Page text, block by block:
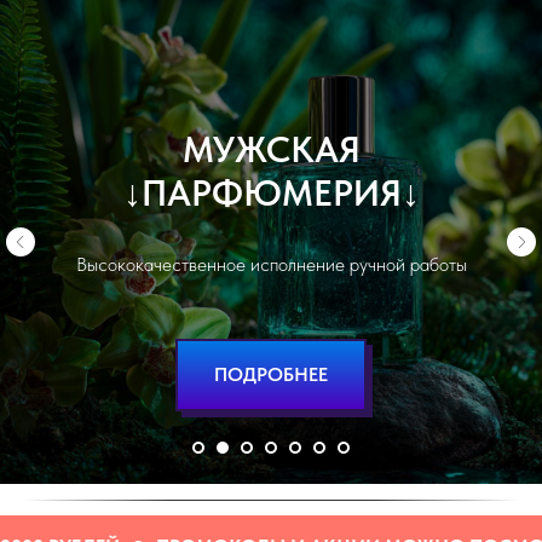
↓ВЕСЬ КАТАЛОГ↓
Все наши продукты на одной странице
ПОДРОБНЕЕ